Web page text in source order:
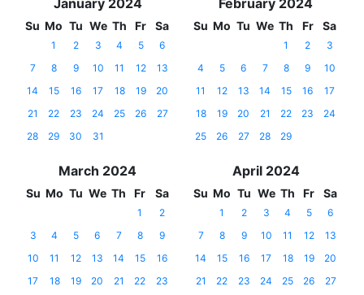
January 2024
Su Mo Tu We Th Fr Sa
1 2 3 4 5
6
7
8 9 10 11 12
13
14
15 16 17 18 19
20
21
22 23 24 25 26
27
28
29 30 31
February 2024
Su Mo Tu We Th Fr Sa
1 2
3
4
5 6 7 8 9
10
11
12 13 14 15 16
17
18
19 20 21 22 23
24
25
26 27 28 29
March 2024
Su Mo Tu We Th Fr Sa
1
2
3
4 5 6 7 8
9
10
11 12 13 14 15
16
17
18 19 20 21 22
23
April 2024
Su Mo Tu We Th Fr Sa
1 2 3 4 5
6
7
8 9 10 11 12
13
14
15 16 17 18 19
20
21
22 23 24 25 26
27